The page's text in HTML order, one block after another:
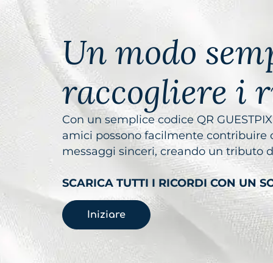
Un modo
raccogliere i
Con un semplice codice QR
amici possono facilmente contribuire
messaggi sinceri, creando un tributo
SCARICA TUTTI I RICORDI CON UN
Iniziare